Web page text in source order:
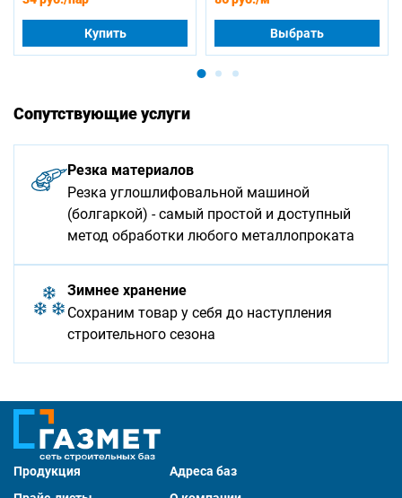
Купить Выбрать
Сопутствующие услуги
Резка материалов
Резка углошлифовальной машиной
(болгаркой) - самый простой и доступный
метод обработки любого металлопроката
Зимнее хранение
Сохраним товар у себя до наступления
строительного сезона
Продукция
Адреса баз